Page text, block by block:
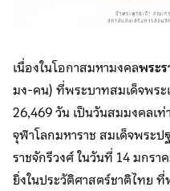
เนื่องในโอกาสมหามงคลพระ
มง-คน) ที่พระบาทสมเด็จพระ
26,469 วัน เป็นวันสมมงคลเ
จุฬาโลกมหาราช สมเด็จพระ
ราชจักรีวงศ์ ในวันที่ 14 มกร
ยิ่งในประวัติศาสตร์ชาติไทย